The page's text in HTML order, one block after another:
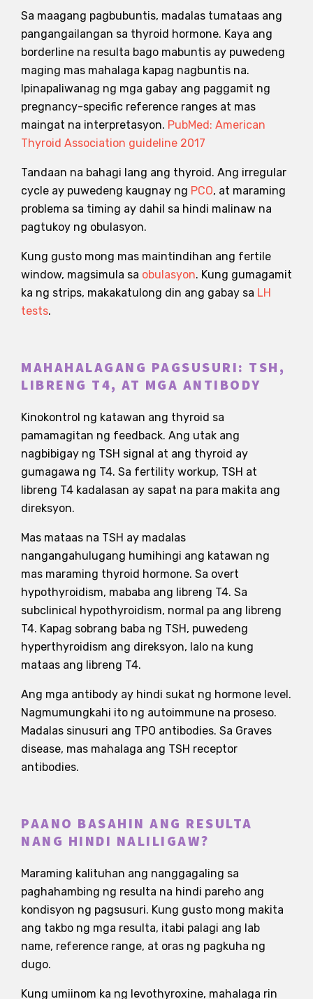
Sa maagang pagbubuntis, madalas tumataas ang
pangangailangan sa thyroid hormone. Kaya ang
borderline na resulta bago mabuntis ay puwedeng
maging mas mahalaga kapag nagbuntis na.
Ipinapaliwanag ng mga gabay ang paggamit ng
pregnancy-specific reference ranges at mas
maingat na interpretasyon. PubMed: American
Thyroid Association guideline 2017
Tandaan na bahagi lang ang thyroid. Ang irregular
cycle ay puwedeng kaugnay ng PCO, at maraming
problema sa timing ay dahil sa hindi malinaw na
pagtukoy ng obulasyon.
Kung gusto mong mas maintindihan ang fertile
window, magsimula sa obulasyon. Kung gumagamit
ka ng strips, makakatulong din ang gabay sa LH
tests.
MAHAHALAGANG PAGSUSURI: TSH,
LIBRENG T4, AT MGA ANTIBODY
Kinokontrol ng katawan ang thyroid sa
pamamagitan ng feedback. Ang utak ang
nagbibigay ng TSH signal at ang thyroid ay
gumagawa ng T4. Sa fertility workup, TSH at
libreng T4 kadalasan ay sapat na para makita ang
direksyon.
Mas mataas na TSH ay madalas
nangangahulugang humihingi ang katawan ng
mas maraming thyroid hormone. Sa overt
hypothyroidism, mababa ang libreng T4. Sa
subclinical hypothyroidism, normal pa ang libreng
T4. Kapag sobrang baba ng TSH, puwedeng
hyperthyroidism ang direksyon, lalo na kung
mataas ang libreng T4.
Ang mga antibody ay hindi sukat ng hormone level.
Nagmumungkahi ito ng autoimmune na proseso.
Madalas sinusuri ang TPO antibodies. Sa Graves
disease, mas mahalaga ang TSH receptor
antibodies.
PAANO BASAHIN ANG RESULTA
NANG HINDI NALILIGAW?
Maraming kalituhan ang nanggagaling sa
paghahambing ng resulta na hindi pareho ang
kondisyon ng pagsusuri. Kung gusto mong makita
ang takbo ng mga resulta, itabi palagi ang lab
name, reference range, at oras ng pagkuha ng
dugo.
Kung umiinom ka ng levothyroxine, mahalaga rin